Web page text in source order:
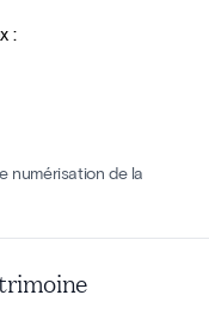
:
numérisation de la